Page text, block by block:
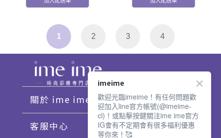
1 2 3 4
關於 ime ime
客服中心
imeime
歡迎光臨imeime！有任何問題歡
迎加入line官方帳號(@imeime-
cl)！或點擊按鍵關注ime ime官方
IG會有不定期會有很多福利優惠
等你來！🥰